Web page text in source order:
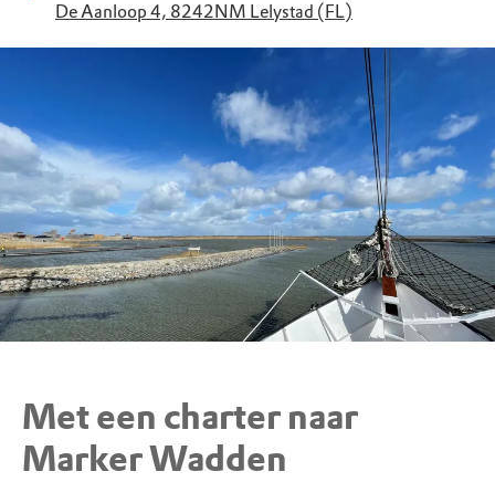
De Aanloop 4, 8242NM Lelystad (FL)
Met een charter naar
Marker Wadden